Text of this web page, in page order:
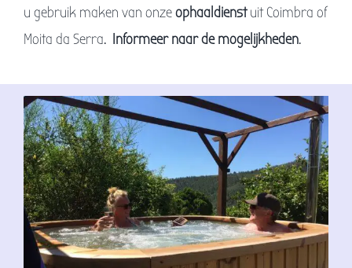
u gebruik maken van onzeophaaldienstuit Coimbra of
Moita da Serra. Informeer naar de mogelijkheden.